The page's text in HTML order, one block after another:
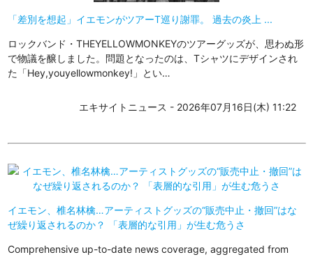
「差別を想起」イエモンがツアーT巡り謝罪。 過去の炎上 ...
ロックバンド・THEYELLOWMONKEYのツアーグッズが、思わぬ形
で物議を醸しました。問題となったのは、Tシャツにデザインされ
た「Hey,youyellowmonkey!」とい…
エキサイトニュース - 2026年07月16日(木) 11:22
イエモン、椎名林檎…アーティストグッズの“販売中止・撤回”はな
ぜ繰り返されるのか？ 「表層的な引用」が生む危うさ
Comprehensive up-to-date news coverage, aggregated from